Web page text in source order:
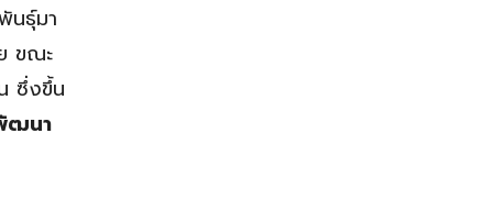
นธุ์มา
ขณะ
ซึ่งขึ้น
ฒนา